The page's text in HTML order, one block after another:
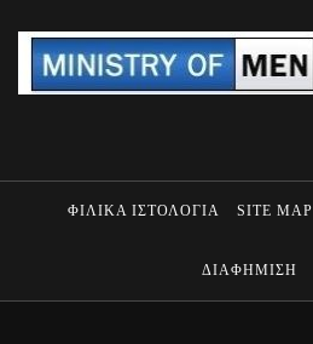
ΦΙΛΙΚΑ ΙΣΤΟΛΟΓΙΑ SITE MAP
ΔΙΑΦΗΜΙΣΗ